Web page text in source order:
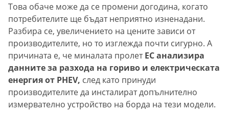
Това обаче може да се промени догодина, когато
потребителите ще бъдат неприятно изненадани.
Разбира се, увеличението на цените зависи от
производителите, но то изглежда почти сигурно. А
причината е, че миналата пролетЕС анализира
данните за разхода на гориво и електрическата
енергия от PHEV, след като принуди
производителите да инсталират допълнително
измервателно устройство на борда на тези модели.